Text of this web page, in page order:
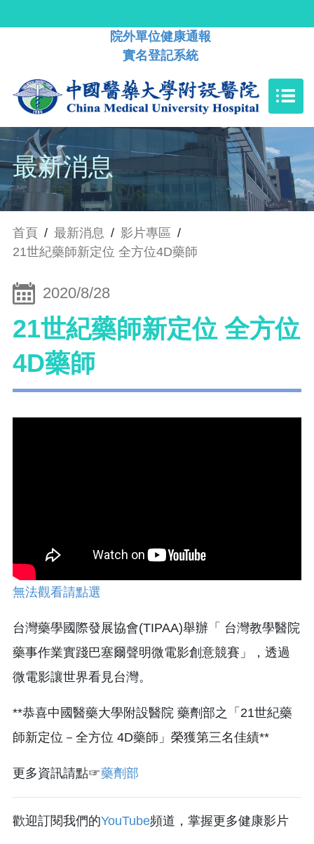
院外單位健康通報
實名登記系統
最新消息
首頁 / 最新消息 / 影片專區 /
21世紀藥師新定位 全方位4D藥師
2020/8/28
21世紀藥師新定位 全方位
4D藥師
無法觀看請點選
台灣藥學國際發展協會(TIPAA)舉辦「 台灣教學醫院
藥事作業實踐巴塞爾聲明微電影創意競賽」，透過
微電影讓世界看見台灣。
**恭喜中國醫藥大學附設醫院 藥劑部之「21世紀藥
師新定位－全方位 4D藥師」榮獲第三名佳績**
更多資訊請點☞藥劑部
歡迎訂閱我們的YouTube頻道，掌握更多健康影片